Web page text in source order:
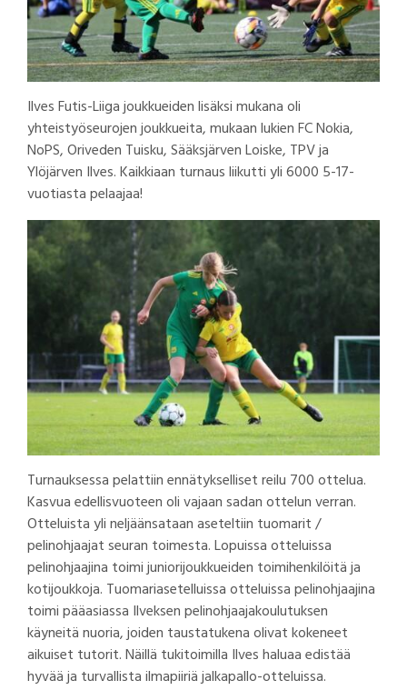
Ilves Futis-Liiga joukkueiden lisäksi mukana oli
yhteistyöseurojen joukkueita, mukaan lukien FC Nokia,
NoPS, Oriveden Tuisku, Sääksjärven Loiske, TPV ja
Ylöjärven Ilves. Kaikkiaan turnaus liikutti yli 6000 5-17-
vuotiasta pelaajaa!
Turnauksessa pelattiin ennätykselliset reilu 700 ottelua.
Kasvua edellisvuoteen oli vajaan sadan ottelun verran.
Otteluista yli neljäänsataan aseteltiin tuomarit /
pelinohjaajat seuran toimesta. Lopuissa otteluissa
pelinohjaajina toimi juniorijoukkueiden toimihenkilöitä ja
kotijoukkoja. Tuomariasetelluissa otteluissa pelinohjaajina
toimi pääasiassa Ilveksen pelinohjaajakoulutuksen
käyneitä nuoria, joiden taustatukena olivat kokeneet
aikuiset tutorit. Näillä tukitoimilla Ilves haluaa edistää
hyvää ja turvallista ilmapiiriä jalkapallo-otteluissa.